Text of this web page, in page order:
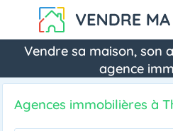
Vendre sa maison, son
agence
Agences immobilières à